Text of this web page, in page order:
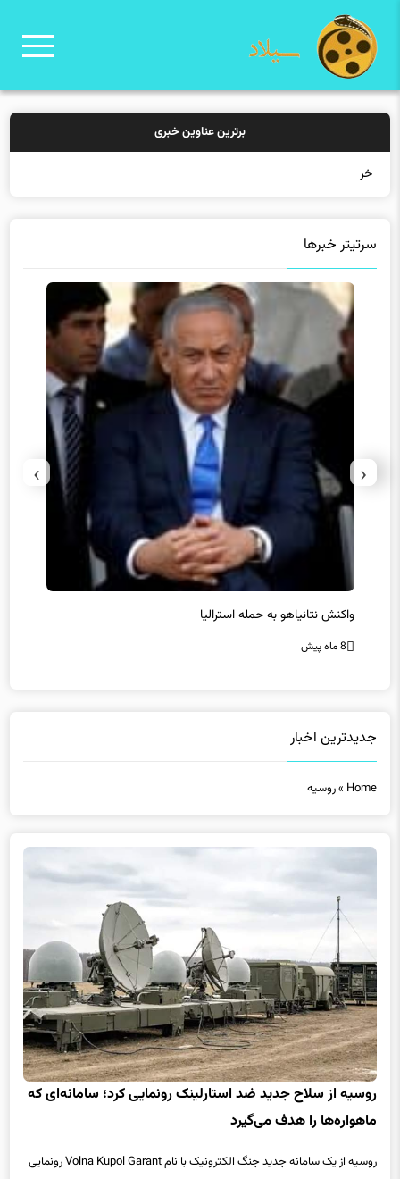
برترین عناوین خبری
خرید بیمه: سنتی یا آنل
سرتیتر خبرها
واکنش نتانیاهو به حمله استرالیا
8 ماه پیش
‹
›
جدیدترین اخبار
Home
»روسیه
روسیه از سلاح جدید ضد استارلینک رونمایی کرد؛ سامانه‌ای که
ماهواره‌ها را هدف می‌گیرد
روسیه از یک سامانه جدید جنگ الکترونیک با نام Volna Kupol Garant رونمایی